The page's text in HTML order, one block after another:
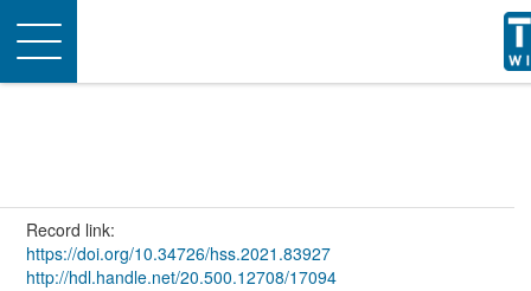
Toggle
navigation
Record link:
https://doi.org/10.34726/hss.2021.83927
http://hdl.handle.net/20.500.12708/17094